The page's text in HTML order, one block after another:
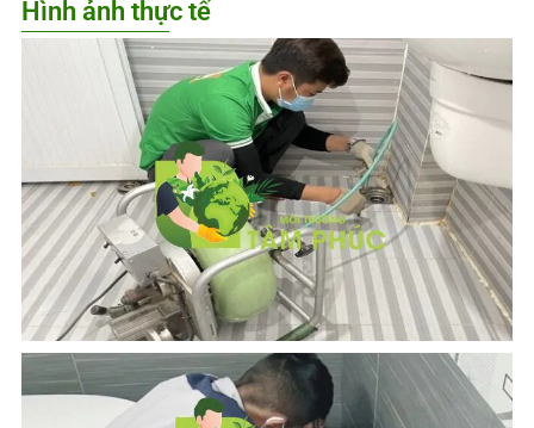
Hình ảnh thực tế